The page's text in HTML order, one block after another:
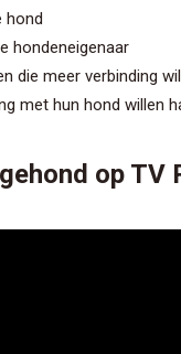
hond
hondeneigenaar
die meer verbinding
met hun hond willen
op TV